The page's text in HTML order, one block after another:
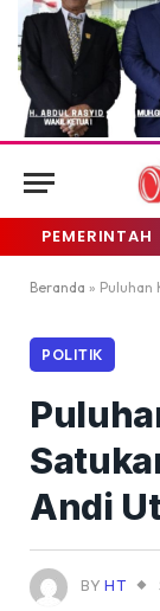
PEMERINTAH
Beranda » Puluhan
POLITIK
Andi
BY HT